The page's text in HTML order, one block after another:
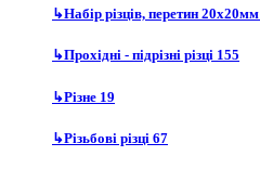
↳Набір різців, перетин 20х20мм
↳Прохідні - підрізні різці 155
↳Різне 19
↳Різьбові різці 67